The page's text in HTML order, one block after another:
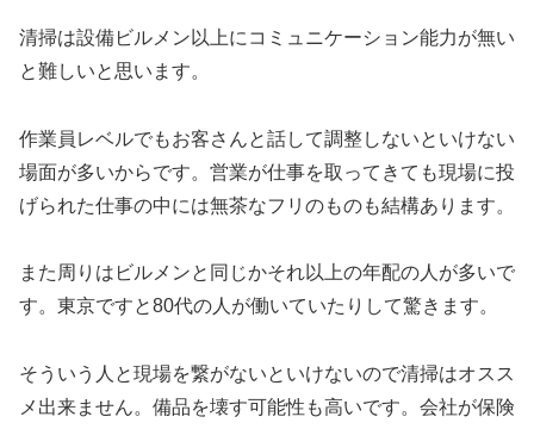
清掃は設備ビルメン以上にコミュニケーション能力が無い
と難しいと思います。
作業員レベルでもお客さんと話して調整しないといけない
場面が多いからです。営業が仕事を取ってきても現場に投
げられた仕事の中には無茶なフリのものも結構あります。
また周りはビルメンと同じかそれ以上の年配の人が多いで
す。東京ですと80代の人が働いていたりして驚きます。
そういう人と現場を繋がないといけないので清掃はオスス
メ出来ません。備品を壊す可能性も高いです。会社が保険